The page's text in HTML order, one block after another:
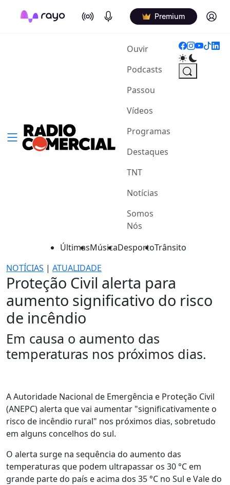
On Air Podcasts Premium Log in
Ouvir(current)
Podcasts
Passou
Vídeos
Programas
Destaques
TNT
Notícias
Somos
Nós
ÚltimasMúsicaDesportoTrânsito
NOTÍCIAS | ATUALIDADE
Proteção Civil alerta para
aumento significativo do risco
de incêndio
Em causa o aumento das
temperaturas nos próximos dias.
A Autoridade Nacional de Emergência e Proteção Civil
(ANEPC) alerta que vai aumentar "significativamente o
risco de incêndio rural" nos próximos dias, sobretudo
em alguns concelhos do sul.
O alerta surge na sequência do aumento das
temperaturas que podem ultrapassar os 30 °C em
grande parte do país e acima dos 35 °C no Sul e Vale do